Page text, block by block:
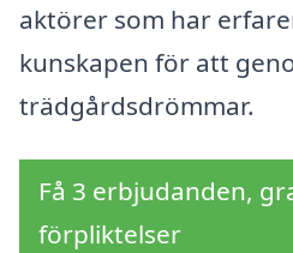
aktörer som har
kunskapen för att
trädgårdsdrömmar.
Få 3 erbjudanden,
förpliktelser